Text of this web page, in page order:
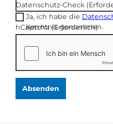
Datenschutz-Check
Ja, ich habe die
Kenntnis genommen.
hCaptcha(Erforderlich)
Absenden